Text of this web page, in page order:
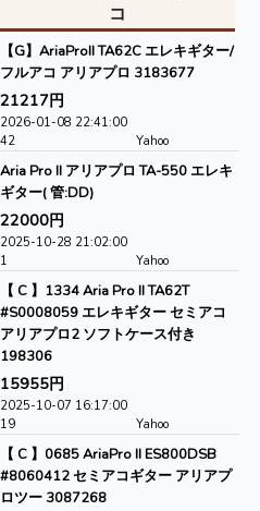
コ
【G】AriaProII TA62C エレキギター/
フルアコ アリアプロ 3183677
21217円
2026-01-08 22:41:00
42
Yahoo
Aria Pro II アリアプロ TA-550 エレキ
ギター( 管:DD)
22000円
2025-10-28 21:02:00
1
Yahoo
【 C 】1334 Aria Pro II TA62T
#S0008059 エレキギター セミアコ
アリアプロ2 ソフトケース付き
198306
15955円
2025-10-07 16:17:00
19
Yahoo
【 C 】0685 AriaPro II ES800DSB
#8060412 セミアコギター アリアプ
ロツー 3087268